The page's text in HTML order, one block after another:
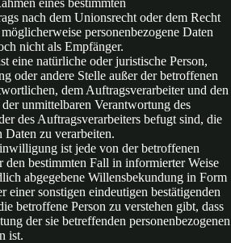
nach dem Unionsrecht oder dem Recht
personenbezogene Daten
nicht als Empfänger.
natürliche oder juristische Person,
oder andere Stelle außer der betroffenen
dem Auftragsverarbeiter und den
unmittelbaren Verantwortung des
des Auftragsverarbeiters befugt sind, die
Daten zu verarbeiten.
ist jede von der betroffenen
bestimmten Fall in informierter Weise
abgegebene Willensbekundung in Form
einer sonstigen eindeutigen bestätigenden
betroffene Person zu verstehen gibt, dass
der sie betreffenden personenbezogenen
ist.